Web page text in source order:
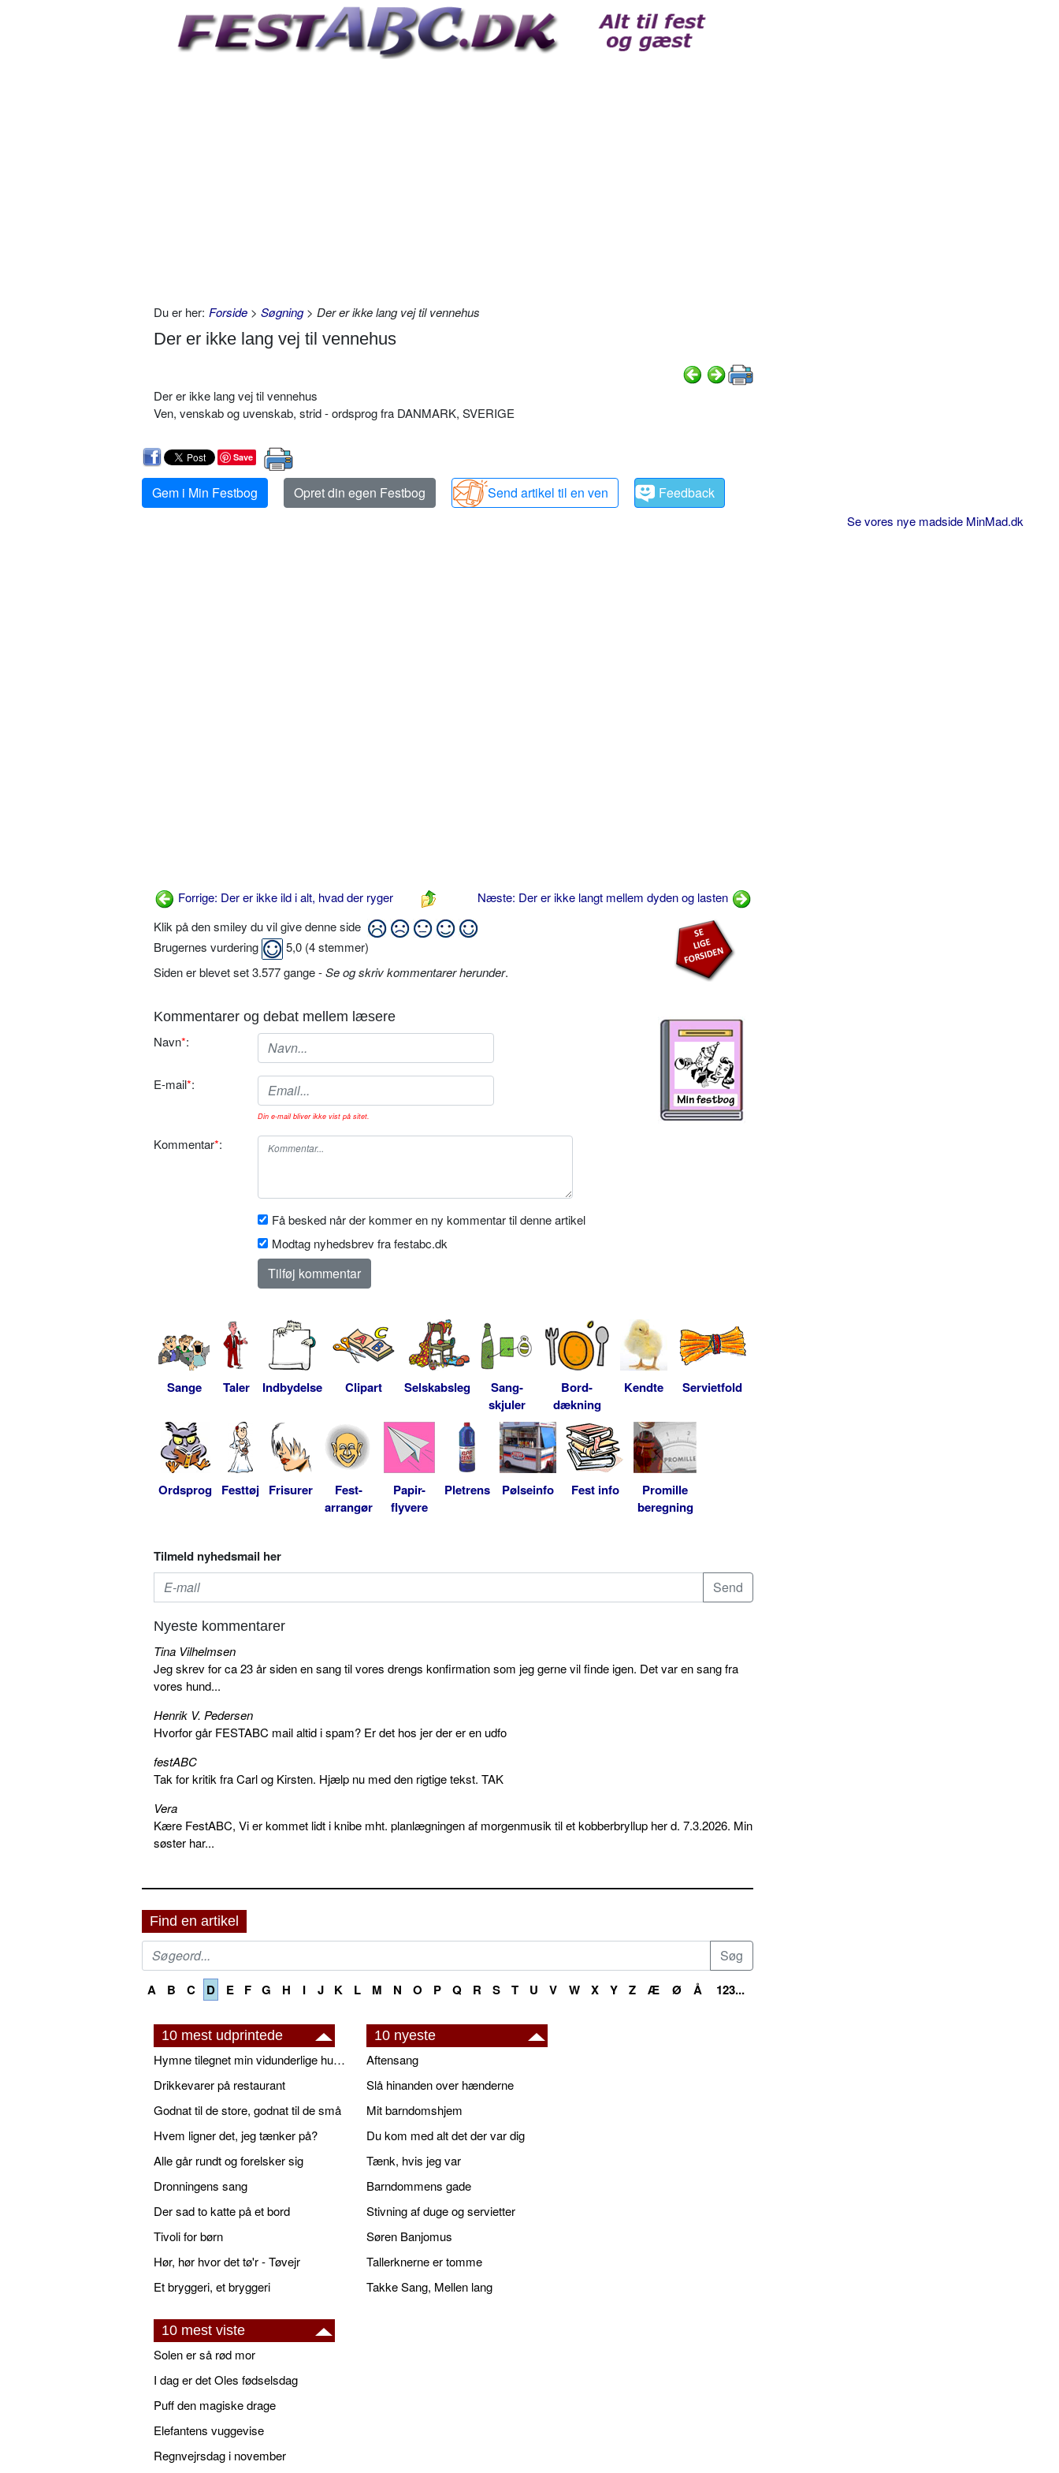
Du er her: Forside > Søgning> Der er ikke lang vej til vennehus
Der er ikke lang vej til vennehus
Der er ikke lang vej til vennehus
Ven, venskab og uvenskab, strid - ordsprog fra DANMARK, SVERIGE
Save
Gem i Min Festbog Opret din egen Festbog Send artikel til en ven Feedback
Forrige: Der er ikke ild i alt, hvad der ryger
Næste: Der er ikke langt mellem dyden og lasten
Klik på den smiley du vil give denne side
Brugernes vurdering
5,0 (4stemmer)
Siden er blevet set 3.577 gange -Se og skriv kommentarer herunder.
Kommentarer og debat mellem læsere
Navn*:
E-mail*:
Din e-mail bliver ikke vist på sitet.
Kommentar*:
Få besked når der kommer en ny kommentar til denne artikel
Modtag nyhedsbrev fra festabc.dk
Sange Taler Indbydelse Clipart Selskabsleg
Sang-
skjuler
Bord-
dækning
Kendte Servietfold
Ordsprog Festtøj Frisurer
Fest-
arrangør
Papir-
flyvere
Pletrens Pølseinfo Fest info
Promille
beregning
Tilmeld nyhedsmail her
Nyeste kommentarer
Tina Vilhelmsen
Jeg skrev for ca 23 år siden en sang til vores drengs konfirmation som jeg gerne vil finde igen. Det var en sang fra
vores hund...
Henrik V. Pedersen
Hvorfor går FESTABC mail altid i spam? Er det hos jer der er en udfo
festABC
Tak for kritik fra Carl og Kirsten. Hjælp nu med den rigtige tekst. TAK
Vera
Kære FestABC, Vi er kommet lidt i knibe mht. planlægningen af morgenmusik til et kobberbryllup her d. 7.3.2026. Min
søster har...
Find en artikel
A B C D E F G H I J K L M N O P Q R S T U V W X Y Z Æ Ø Å 123...
10 mest udprintede
Hymne tilegnet min vidunderlige husbond
Drikkevarer på restaurant
Godnat til de store, godnat til de små
Hvem ligner det, jeg tænker på?
Alle går rundt og forelsker sig
Dronningens sang
Der sad to katte på et bord
Tivoli for børn
Hør, hør hvor det tø'r - Tøvejr
Et bryggeri, et bryggeri
10 nyeste
Aftensang
Slå hinanden over hænderne
Mit barndomshjem
Du kom med alt det der var dig
Tænk, hvis jeg var
Barndommens gade
Stivning af duge og servietter
Søren Banjomus
Tallerknerne er tomme
Takke Sang, Mellen lang
10 mest viste
Solen er så rød mor
I dag er det Oles fødselsdag
Puff den magiske drage
Elefantens vuggevise
Regnvejrsdag i november
Se vores nye madside MinMad.dk